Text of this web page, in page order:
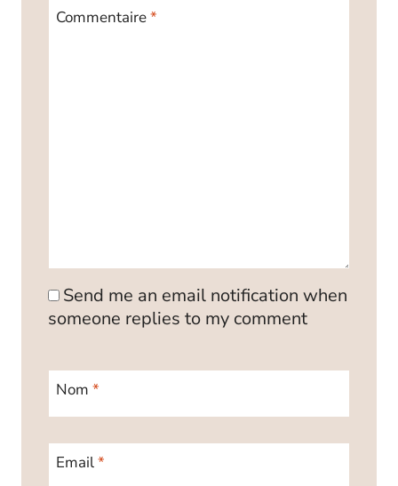
Commentaire*
Send me an email notification when
someone replies to my comment
Nom *
Email*